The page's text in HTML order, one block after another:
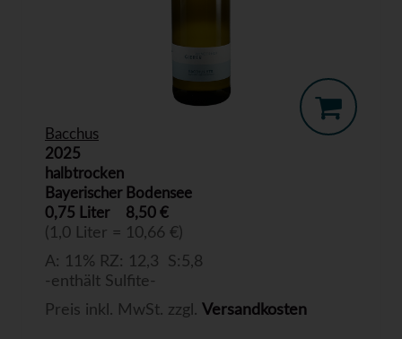
Bacchus
2025
halbtrocken
Bayerischer Bodensee
0,75 Liter
8,50 €
(1,0 Liter = 10,66 €)
A: 11% RZ: 12,3 S:5,8
-enthält Sulfite-
Preis inkl. MwSt. zzgl. Versandkosten